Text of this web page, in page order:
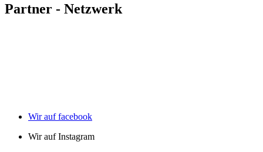
Partner - Netzwerk
Wir auf facebook
Wir auf Instagram